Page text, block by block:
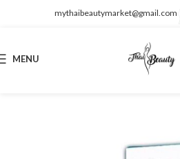
mythaibeautymarket@gmail.com
MENU